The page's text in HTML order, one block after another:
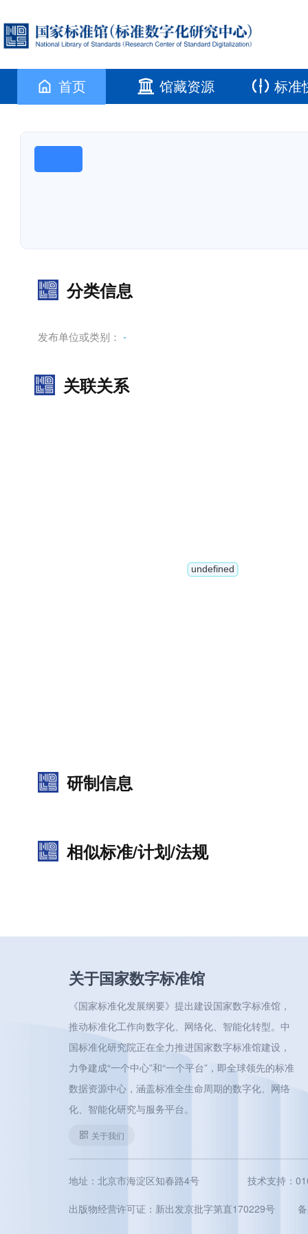
首页 馆藏资源 标准
分类信息
发布单位或类别： -
关联关系
研制信息
相似标准/计划/法规
关于国家数字标准馆
《国家标准化发展纲要》提出建设国家数字标准馆，
推动标准化工作向数字化、网络化、智能化转型。中
国标准化研究院正在全力推进国家数字标准馆建设，
力争建成“一个中心”和“一个平台”，即全球领先的标准
数据资源中心，涵盖标准全生命周期的数字化、网络
化、智能化研究与服务平台。
关于我们
地址：北京市海淀区知春路4号 技术支持：
出版物经营许可证：新出发京批字第直170229号